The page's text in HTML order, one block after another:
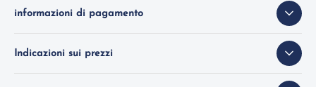
informazioni di pagamento
Indicazioni sui prezzi